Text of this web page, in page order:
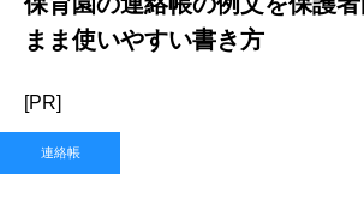
まま使いやすい書き方
[PR]
連絡帳